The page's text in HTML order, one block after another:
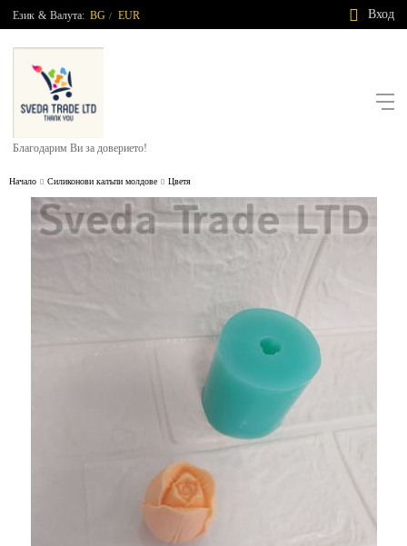
Език & Валута: BG / EUR Вход
Благодарим Ви за доверието!
Начало Силиконови калъпи молдове Цветя